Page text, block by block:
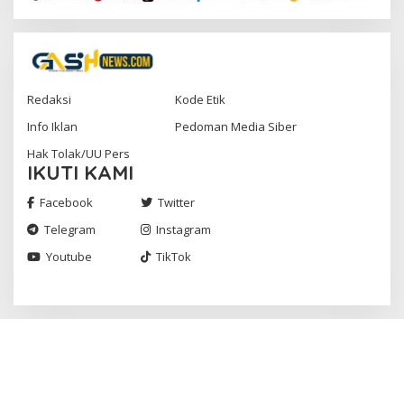
Redaksi
Kode Etik
Info Iklan
Pedoman Media Siber
Hak Tolak/UU Pers
IKUTI KAMI
Facebook
Twitter
Telegram
Instagram
Youtube
TikTok